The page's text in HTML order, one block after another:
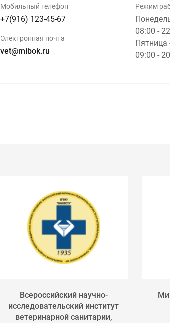
Мобильный телефон
+7(916) 123-45-67
Электронная почта
vet@mibok.ru
Режим
08:00 -
Пятница
09:00 -
Всероссийский научно-
исследовательский институт
ветеринарной санитарии,